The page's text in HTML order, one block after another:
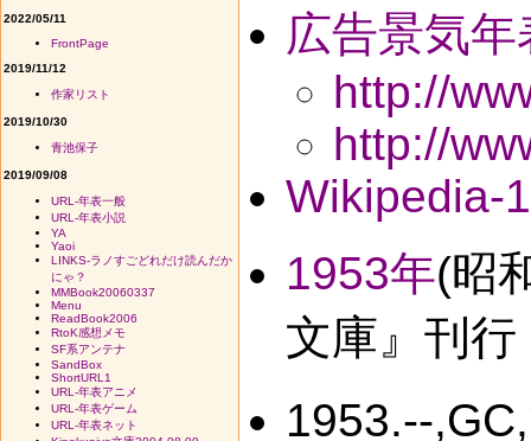
広告景気年
http://
http://
Wikipedia-
1953年(昭
文庫』刊
1953.--
2022/05/11
FrontPage
2019/11/12
作家リスト
2019/10/30
青池保子
2019/09/08
URL-年表一般
URL-年表小説
YA
Yaoi
LINKS-ラノすごどれだけ読んだか
にゃ？
MMBook20060337
Menu
ReadBook2006
RtoK感想メモ
SF系アンテナ
SandBox
ShortURL1
URL-年表アニメ
URL-年表ゲーム
URL-年表ネット